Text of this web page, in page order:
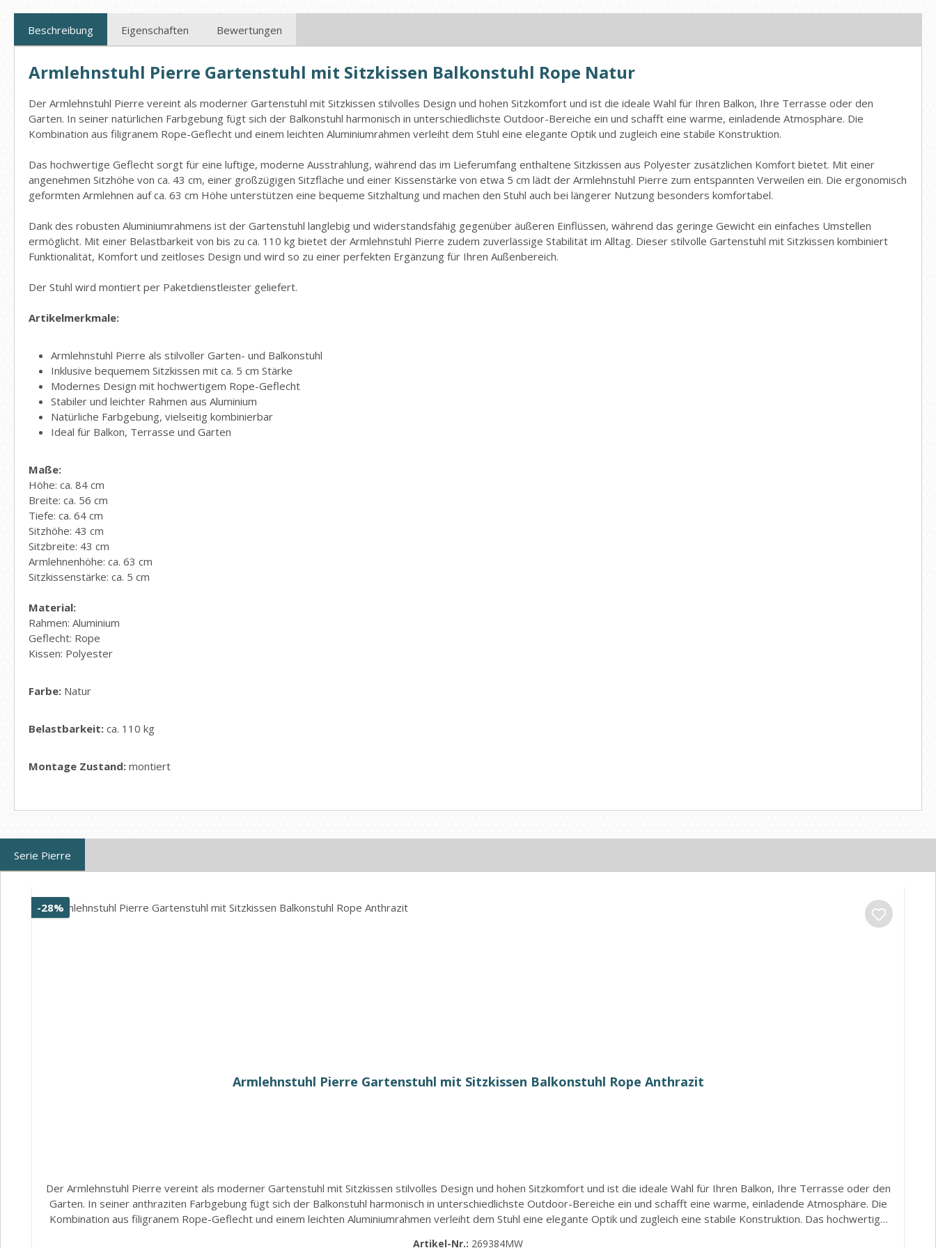
Beschreibung Eigenschaften Bewertungen
Armlehnstuhl Pierre Gartenstuhl mit Sitzkissen Balkonstuhl Rope Natur
Der Armlehnstuhl Pierre vereint als moderner Gartenstuhl mit Sitzkissen stilvolles Design und hohen Sitzkomfort und ist die ideale Wahl für Ihren Balkon, Ihre Terrasse oder den
Garten. In seiner natürlichen Farbgebung fügt sich der Balkonstuhl harmonisch in unterschiedlichste Outdoor-Bereiche ein und schafft eine warme, einladende Atmosphäre. Die
Kombination aus filigranem Rope-Geflecht und einem leichten Aluminiumrahmen verleiht dem Stuhl eine elegante Optik und zugleich eine stabile Konstruktion.
Das hochwertige Geflecht sorgt für eine luftige, moderne Ausstrahlung, während das im Lieferumfang enthaltene Sitzkissen aus Polyester zusätzlichen Komfort bietet. Mit einer
angenehmen Sitzhöhe von ca. 43 cm, einer großzügigen Sitzfläche und einer Kissenstärke von etwa 5 cm lädt der Armlehnstuhl Pierre zum entspannten Verweilen ein. Die ergonomisch
geformten Armlehnen auf ca. 63 cm Höhe unterstützen eine bequeme Sitzhaltung und machen den Stuhl auch bei längerer Nutzung besonders komfortabel.
Dank des robusten Aluminiumrahmens ist der Gartenstuhl langlebig und widerstandsfähig gegenüber äußeren Einflüssen, während das geringe Gewicht ein einfaches Umstellen
ermöglicht. Mit einer Belastbarkeit von bis zu ca. 110 kg bietet der Armlehnstuhl Pierre zudem zuverlässige Stabilität im Alltag. Dieser stilvolle Gartenstuhl mit Sitzkissen kombiniert
Funktionalität, Komfort und zeitloses Design und wird so zu einer perfekten Ergänzung für Ihren Außenbereich.
Der Stuhl wird montiert per Paketdienstleister geliefert.
Artikelmerkmale:
Armlehnstuhl Pierre als stilvoller Garten- und Balkonstuhl
Inklusive bequemem Sitzkissen mit ca. 5 cm Stärke
Modernes Design mit hochwertigem Rope-Geflecht
Stabiler und leichter Rahmen aus Aluminium
Natürliche Farbgebung, vielseitig kombinierbar
Ideal für Balkon, Terrasse und Garten
Maße:
Höhe: ca. 84 cm
Breite: ca. 56 cm
Tiefe: ca. 64 cm
Sitzhöhe: 43 cm
Sitzbreite: 43 cm
Armlehnenhöhe: ca. 63 cm
Sitzkissenstärke: ca. 5 cm
Material:
Rahmen: Aluminium
Geflecht: Rope
Kissen: Polyester
Farbe: Natur
Belastbarkeit: ca. 110 kg
Montage Zustand: montiert
Serie Pierre
-28% Rabatt
Armlehnstuhl Pierre Gartenstuhl mit Sitzkissen Balkonstuhl Rope Anthrazit
Der Armlehnstuhl Pierre vereint als moderner Gartenstuhl mit Sitzkissen stilvolles Design und hohen Sitzkomfort und ist die ideale Wahl für Ihren Balkon, Ihre Terrasse oder den
Garten. In seiner anthraziten Farbgebung fügt sich der Balkonstuhl harmonisch in unterschiedlichste Outdoor-Bereiche ein und schafft eine warme, einladende Atmosphäre. Die
Kombination aus filigranem Rope-Geflecht und einem leichten Aluminiumrahmen verleiht dem Stuhl eine elegante Optik und zugleich eine stabile Konstruktion. Das hochwertige
Artikel-Nr.: 269384MW